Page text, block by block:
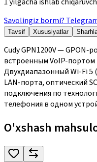
Savolingiz bormi?
Tavsif Xususiyatlar
Cudy GPN1200V — GPON-
встроенным VoIP-портом
Двухдиапазонный Wi-Fi 5
LAN-порта, оптический
подключения по
телефония в одном
O'xshash